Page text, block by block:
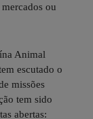
ou
Animal
escutado o
missões
tem sido
abertas: